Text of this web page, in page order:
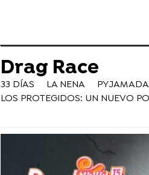
Drag Race
33 DÍAS LA NENA PYJAMADA
LOS PROTEGIDOS: UN NUEVO